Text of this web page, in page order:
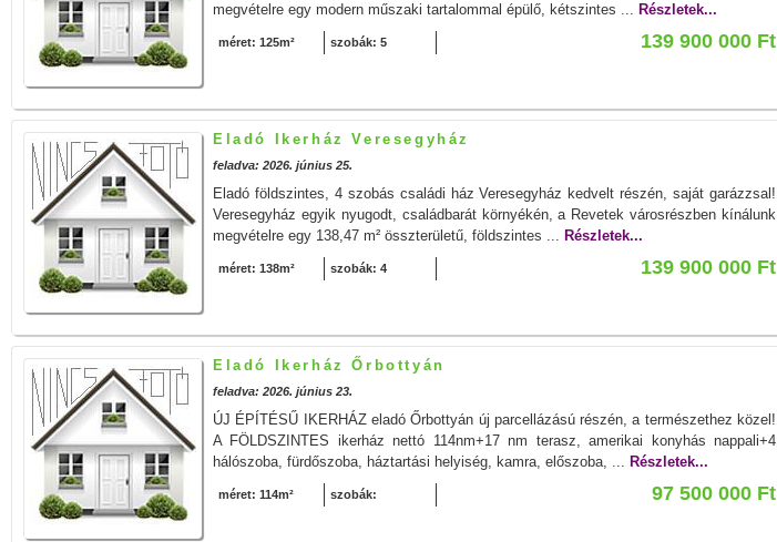
megvételre egy modern műszaki tartalommal épülő, kétszintes ... Részletek...
méret: 125m² szobák: 5 139 900 000 Ft
Eladó Ikerház Veresegyház
feladva: 2026. június 25.
Eladó földszintes, 4 szobás családi ház Veresegyház kedvelt részén, saját garázzsal!
Veresegyház egyik nyugodt, családbarát környékén, a Revetek városrészben kínálunk
megvételre egy 138,47 m² összterületű, földszintes ... Részletek...
méret: 138m² szobák: 4 139 900 000 Ft
Eladó Ikerház Őrbottyán
feladva: 2026. június 23.
ÚJ ÉPÍTÉSŰ IKERHÁZ eladó Őrbottyán új parcellázású részén, a természethez közel!
A FÖLDSZINTES ikerház nettó 114nm+17 nm terasz, amerikai konyhás nappali+4
hálószoba, fürdőszoba, háztartási helyiség, kamra, előszoba, ... Részletek...
méret: 114m² szobák: 97 500 000 Ft